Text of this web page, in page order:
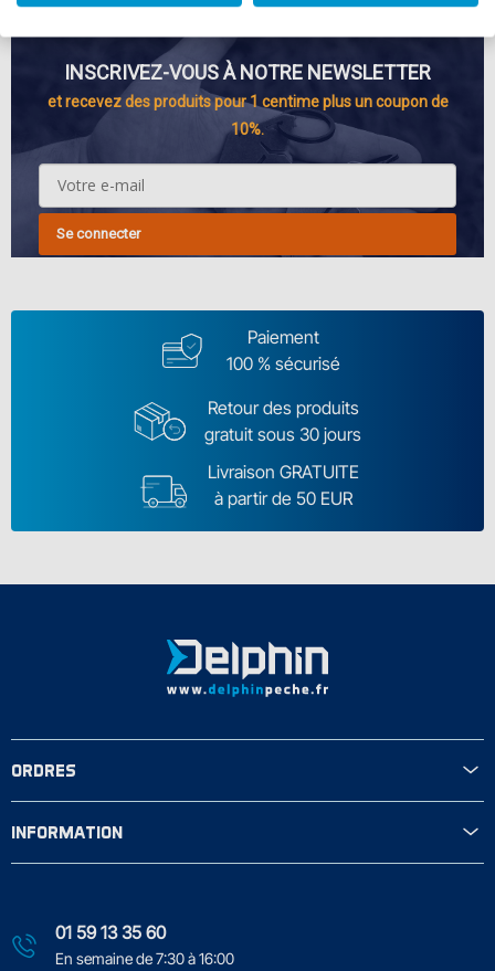
INSCRIVEZ-VOUS À NOTRE NEWSLETTER
et recevez des produits pour 1 centime plus un coupon de
10%.
Se connecter
Paiement
100 % sécurisé
Retour des produits
gratuit sous 30 jours
Livraison GRATUITE
à partir de 50 EUR
01 59 13 35 60
En semaine de 7:30 à 16:00
ORDRES
INFORMATION